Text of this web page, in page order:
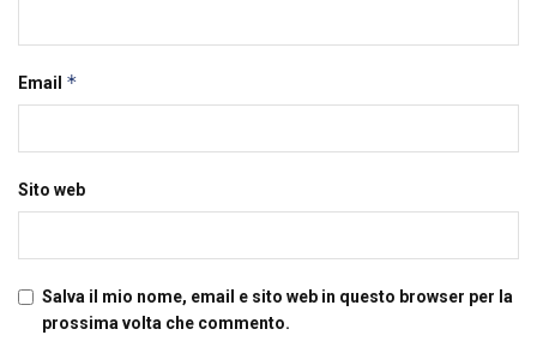
Email *
Sito web
Salva il mio nome, email e sito web in questo browser per la
prossima volta che commento.